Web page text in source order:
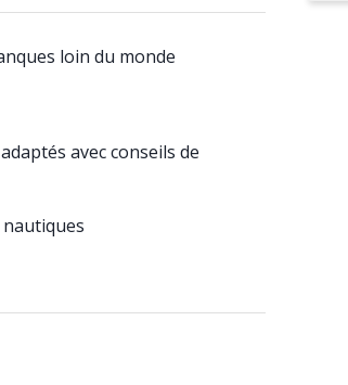
loin du monde
avec conseils de